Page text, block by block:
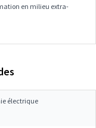
en milieu extra-
électrique